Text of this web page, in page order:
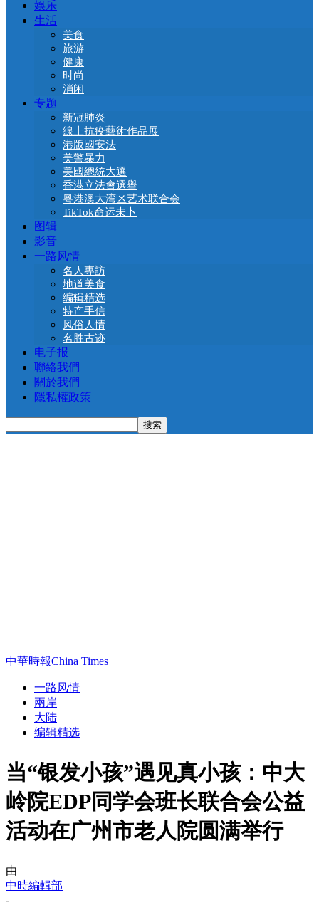
娛乐
生活
美食
旅游
健康
时尚
消闲
专题
新冠肺炎
線上抗疫藝術作品展
港版國安法
美警暴力
美國總統大選
香港立法會選舉
粤港澳大湾区艺术联合会
TikTok命运未卜
图辑
影音
一路风情
名人專訪
地道美食
编辑精选
特产手信
风俗人情
名胜古迹
电子报
聯絡我們
關於我們
隱私權政策
中華時報China Times
一路风情
兩岸
大陆
编辑精选
当“银发小孩”遇见真小孩：中大
岭院EDP同学会班长联合会公益
活动在广州市老人院圆满举行
由
中時編輯部
-